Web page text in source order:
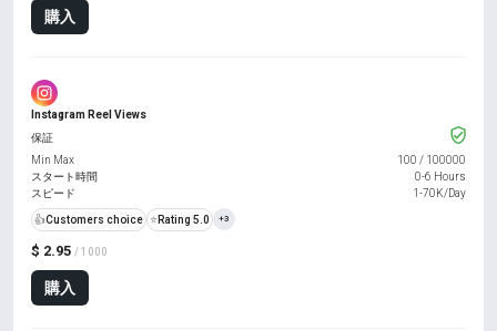
購入
Instagram Reel Views
$ 2.95 / 1000
購入
保証
Min Max
100 / 100000
スタート時間
0-6 Hours
スピード
1-70K/Day
👍Customers choice ⭐ Rating 5.0 +3